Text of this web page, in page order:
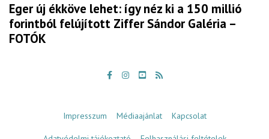
Eger új ékköve lehet: így néz ki a 150 millió
forintból felújított Ziffer Sándor Galéria –
FOTÓK
Impresszum Médiaajánlat Kapcsolat